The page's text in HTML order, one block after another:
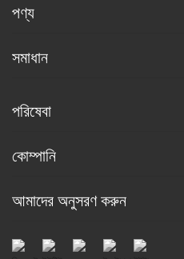
পণ্য
সমাধান
পরিষেবা
কোম্পানি
আমাদের অনুসরণ করুন